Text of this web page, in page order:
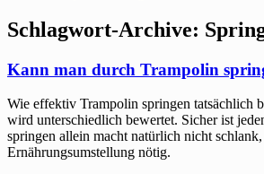
Schlagwort-Archive:
Kann man durch Trampolin
Wie effektiv Trampolin springen tatsächlich
wird unterschiedlich bewertet. Sicher ist
springen allein macht natürlich nicht
Ernährungsumstellung nötig.